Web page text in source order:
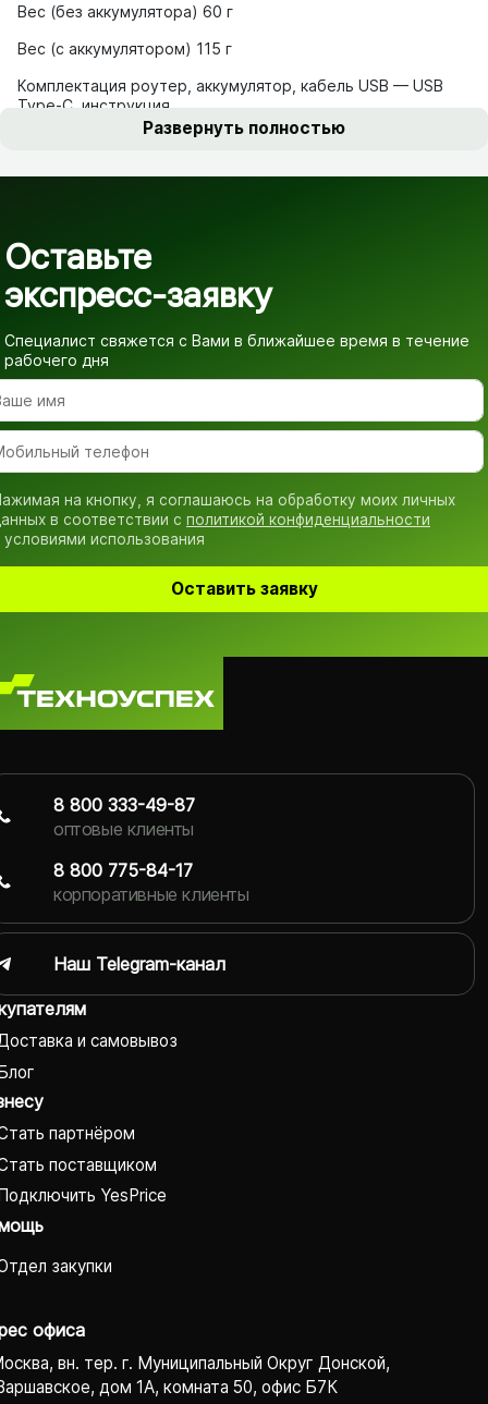
Вес (без аккумулятора) 60 г
Вес (с аккумулятором) 115 г
Комплектация роутер, аккумулятор, кабель USB — USB
Type-C, инструкция
Развернуть полностью
Оставьте
экспресс-заявку
Специалист свяжется с Вами в ближайшее время в течение
рабочего дня
на кнопку, я соглашаюсь на обработку моих личных
в соответствии с политикой конфиденциальности
условиями использования
Оставить заявку
и самовывоз
партнёром
поставщиком
YesPrice
закупки
офиса
вн. тер. г. Муниципальный Округ Донской,
дом 1А, комната 50, офис Б7К
8 800 333-49-87
оптовые клиенты
8 800 775-84-17
корпоративные клиенты
Наш Telegram-канал